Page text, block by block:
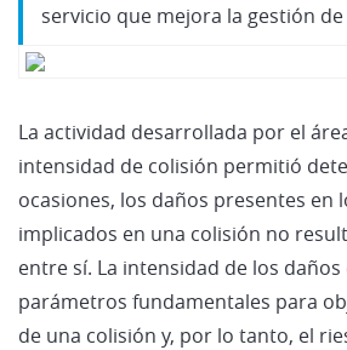
servicio que mejora la gestión
La actividad desarrollada por el
intensidad de colisión permitió
ocasiones, los daños presentes en
implicados en una colisión no
entre sí. La intensidad de los daños
parámetros fundamentales para
de una colisión y, por lo tanto, el